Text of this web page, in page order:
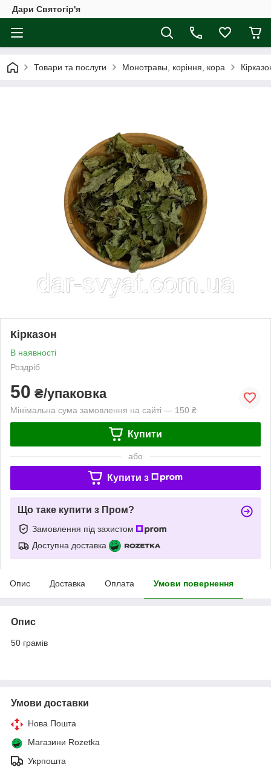
Дари Святогір'я
Товари та послуги Монотравы, коріння, кора
Кірказон
В наявності
Роздріб
50 ₴/упаковка
Мінімальна сума замовлення на сайті — 150 ₴
Купити
або
Купити з
Що таке купити з Пром?
Замовлення під захистом
Доступна доставка
Опис Доставка Оплата Умови повернення
Опис
50 грамів
Умови доставки
Нова Пошта
Магазини Rozetka
Укрпошта